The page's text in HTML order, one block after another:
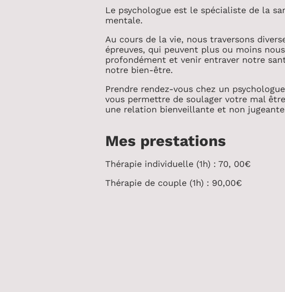
Le psychologue est le spécialiste de la
mentale.
Au cours de la vie, nous traversons
épreuves, qui peuvent plus ou moins
profondément et venir entraver notre
notre bien-être.
Prendre rendez-vous chez un
vous permettre de soulager votre mal
une relation bienveillante et non
Mes prestations
Thérapie individuelle (1h) : 70, 00€
Thérapie de couple (1h) : 90,00€